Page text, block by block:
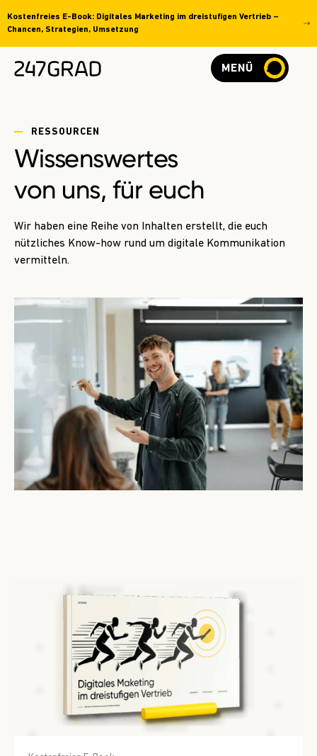
Kostenfreies E-Book: Digitales Marketing im dreistufigen Vertrieb –
Chancen, Strategien, Umsetzung
MENÜ
RESSOURCEN
Wissenswertes
von uns, für euch
Wir haben eine Reihe von Inhalten erstellt, die euch
nützliches Know-how rund um digitale Kommunikation
vermitteln.